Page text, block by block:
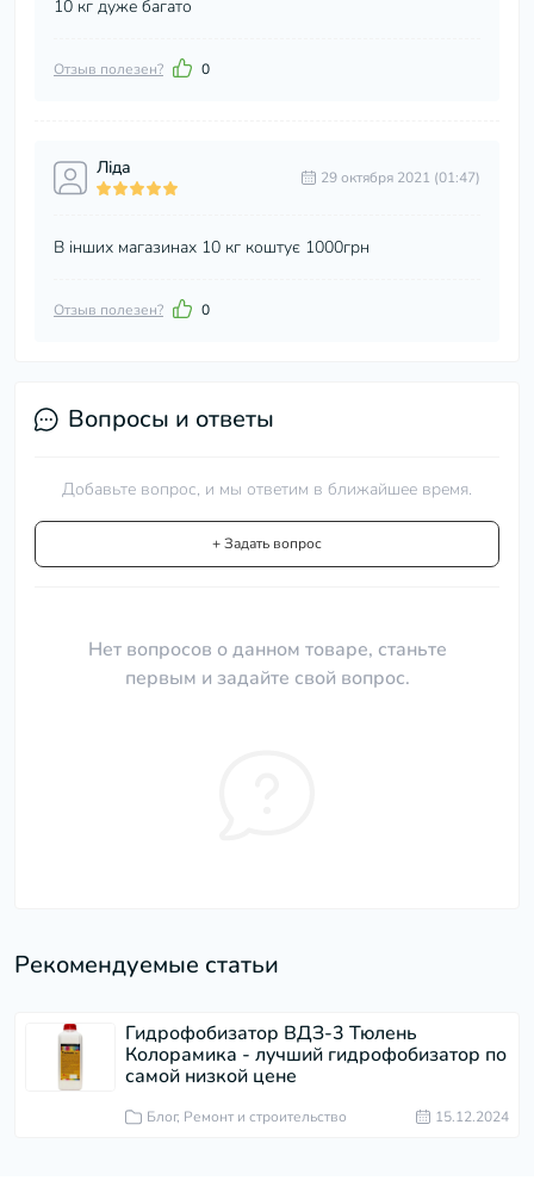
10 кг дуже багато
Отзыв полезен? 0
Ліда 29 октября 2021 (01:47)
В інших магазинах 10 кг коштує 1000грн
Отзыв полезен? 0
Вопросы и ответы
Добавьте вопрос, и мы ответим в ближайшее время.
+ Задать вопрос
Нет вопросов о данном товаре, станьте
первым и задайте свой вопрос.
Рекомендуемые статьи
Гидрофобизатор ВДЗ-3 Тюлень
Колорамика - лучший гидрофобизатор по
самой низкой цене
Блог, Ремонт и строительство 15.12.2024